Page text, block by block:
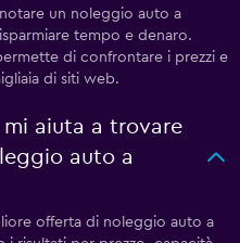
un noleggio auto a
tempo e denaro.
di confrontare i prezzi e
di siti web.
aiuta a trovare
auto a
offerta di noleggio auto a